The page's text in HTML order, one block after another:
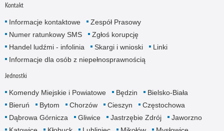
Kontakt
Informacje kontaktowe
Zespół Prasowy
Numer ratunkowy SMS
Zgłoś korupcję
Handel ludźmi - infolinia
Skargi i wnioski
Linki
Informacje dla osób z niepełnosprawnością
Jednostki
Komendy Miejskie i Powiatowe Będzin
Bielsko-Biała
Bieruń
Bytom Chorzów Cieszyn
Częstochowa
Dąbrowa Górnicza
Gliwice Jastrzębie Zdrój
Jaworzno